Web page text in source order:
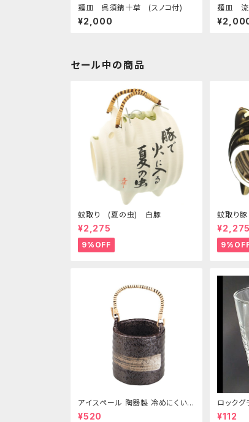
麺皿 呉須錆十草 (スノコ付)
¥2,000
麺皿 流
セール中の商品
蚊取り (夏の虫) 白豚
¥2,275
9%OFF
蚊取り
¥2,275
アイスペール 陶器製 冷めにくい二
重構造 860ml
¥520
ロック
製 250cc
¥112